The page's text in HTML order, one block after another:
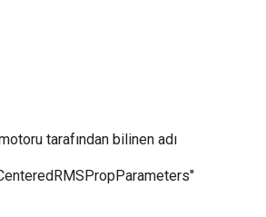
tarafından bilinen adı